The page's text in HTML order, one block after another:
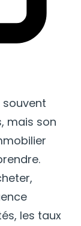
souvent
mais son
les taux